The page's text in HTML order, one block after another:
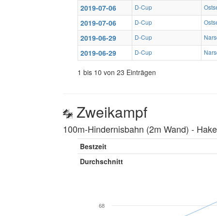
2019-07-06 D-Cup
2019-07-06 D-Cup
2019-06-29 D-Cup
2019-06-29 D-Cup
1 bis 10 von 23 Einträgen
Zweikampf
100m-Hindernisbahn (2m Wand) ‐
Bestzeit
Durchschnitt
68